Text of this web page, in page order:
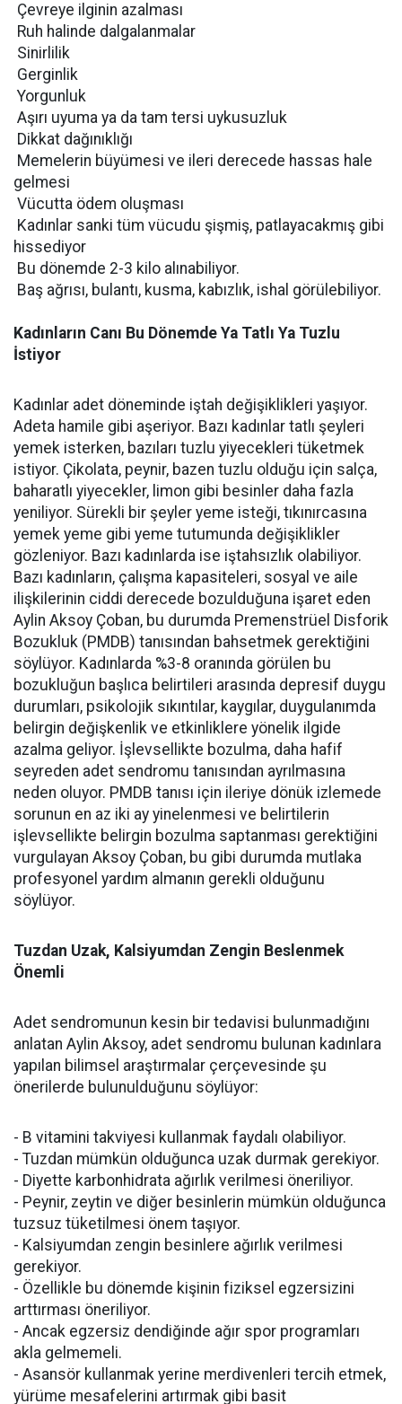
 Çevreye ilginin azalması
 Ruh halinde dalgalanmalar
 Sinirlilik
 Gerginlik
 Yorgunluk
 Aşırı uyuma ya da tam tersi uykusuzluk
 Dikkat dağınıklığı
 Memelerin büyümesi ve ileri derecede hassas hale
gelmesi
 Vücutta ödem oluşması
 Kadınlar sanki tüm vücudu şişmiş, patlayacakmış gibi
hissediyor
 Bu dönemde 2-3 kilo alınabiliyor.
 Baş ağrısı, bulantı, kusma, kabızlık, ishal görülebiliyor.
Kadınların Canı Bu Dönemde Ya Tatlı Ya Tuzlu
İstiyor
Kadınlar adet döneminde iştah değişiklikleri yaşıyor.
Adeta hamile gibi aşeriyor. Bazı kadınlar tatlı şeyleri
yemek isterken, bazıları tuzlu yiyecekleri tüketmek
istiyor. Çikolata, peynir, bazen tuzlu olduğu için salça,
baharatlı yiyecekler, limon gibi besinler daha fazla
yeniliyor. Sürekli bir şeyler yeme isteği, tıkınırcasına
yemek yeme gibi yeme tutumunda değişiklikler
gözleniyor. Bazı kadınlarda ise iştahsızlık olabiliyor.
Bazı kadınların, çalışma kapasiteleri, sosyal ve aile
ilişkilerinin ciddi derecede bozulduğuna işaret eden
Aylin Aksoy Çoban, bu durumda Premenstrüel Disforik
Bozukluk (PMDB) tanısından bahsetmek gerektiğini
söylüyor. Kadınlarda %3-8 oranında görülen bu
bozukluğun başlıca belirtileri arasında depresif duygu
durumları, psikolojik sıkıntılar, kaygılar, duygulanımda
belirgin değişkenlik ve etkinliklere yönelik ilgide
azalma geliyor. İşlevsellikte bozulma, daha hafif
seyreden adet sendromu tanısından ayrılmasına
neden oluyor. PMDB tanısı için ileriye dönük izlemede
sorunun en az iki ay yinelenmesi ve belirtilerin
işlevsellikte belirgin bozulma saptanması gerektiğini
vurgulayan Aksoy Çoban, bu gibi durumda mutlaka
profesyonel yardım almanın gerekli olduğunu
söylüyor.
Tuzdan Uzak, Kalsiyumdan Zengin Beslenmek
Önemli
Adet sendromunun kesin bir tedavisi bulunmadığını
anlatan Aylin Aksoy, adet sendromu bulunan kadınlara
yapılan bilimsel araştırmalar çerçevesinde şu
önerilerde bulunulduğunu söylüyor:
- B vitamini takviyesi kullanmak faydalı olabiliyor.
- Tuzdan mümkün olduğunca uzak durmak gerekiyor.
- Diyette karbonhidrata ağırlık verilmesi öneriliyor.
- Peynir, zeytin ve diğer besinlerin mümkün olduğunca
tuzsuz tüketilmesi önem taşıyor.
- Kalsiyumdan zengin besinlere ağırlık verilmesi
gerekiyor.
- Özellikle bu dönemde kişinin fiziksel egzersizini
arttırması öneriliyor.
- Ancak egzersiz dendiğinde ağır spor programları
akla gelmemeli.
- Asansör kullanmak yerine merdivenleri tercih etmek,
yürüme mesafelerini artırmak gibi basit